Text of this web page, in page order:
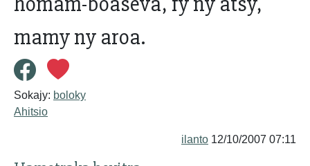
mamy ny aroa.
Sokajy: boloky
Ahitsio
ilanto 12/10/2007 07:11